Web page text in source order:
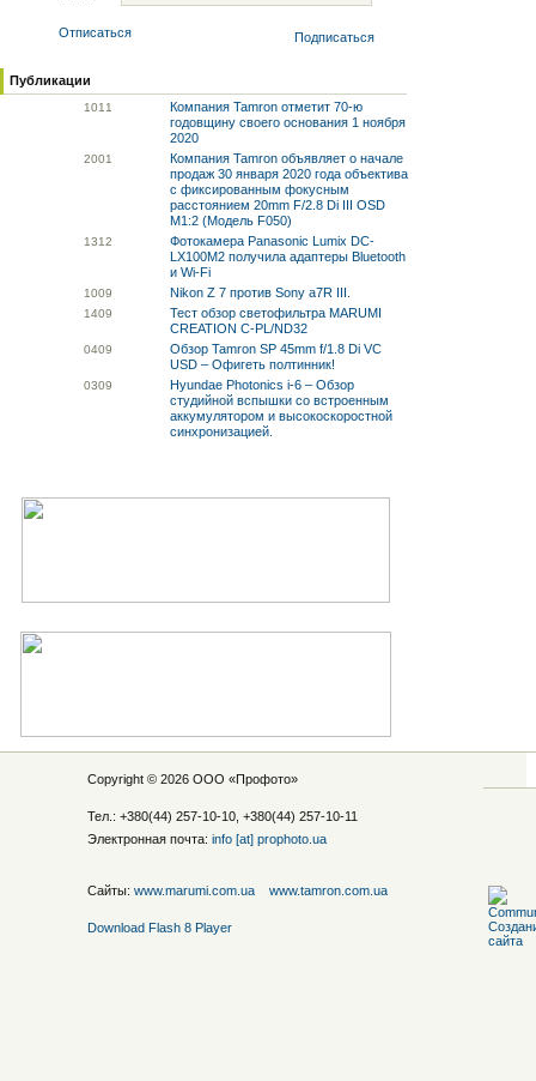
Отписаться Подписаться
Публикации
1011
Компания Tamron отметит 70-ю
годовщину своего основания 1 ноября
2020
2001
Компания Tamron объявляет о начале
продаж 30 января 2020 года объектива
с фиксированным фокусным
расстоянием 20mm F/2.8 Di III OSD
M1:2 (Модель F050)
1312
Фотокамера Panasonic Lumix DC-
LX100M2 получила адаптеры Bluetooth
и Wi-Fi
1009 Nikon Z 7 против Sony a7R III.
1409
Тест обзор светофильтра MARUMI
CREATION C-PL/ND32
0409
Обзор Tamron SP 45mm f/1.8 Di VC
USD – Офигеть полтинник!
0309
Hyundae Photonics i-6 – Обзор
студийной вспышки со встроенным
аккумулятором и высокоскоростной
синхронизацией.
Copyright © 2026 ООО «Профото»
Тел.: +380(44) 257-10-10, +380(44) 257-10-11
Электронная почта: info [at] prophoto.ua
Сайты: www.marumi.com.ua www.tamron.com.ua
Download Flash 8 Player